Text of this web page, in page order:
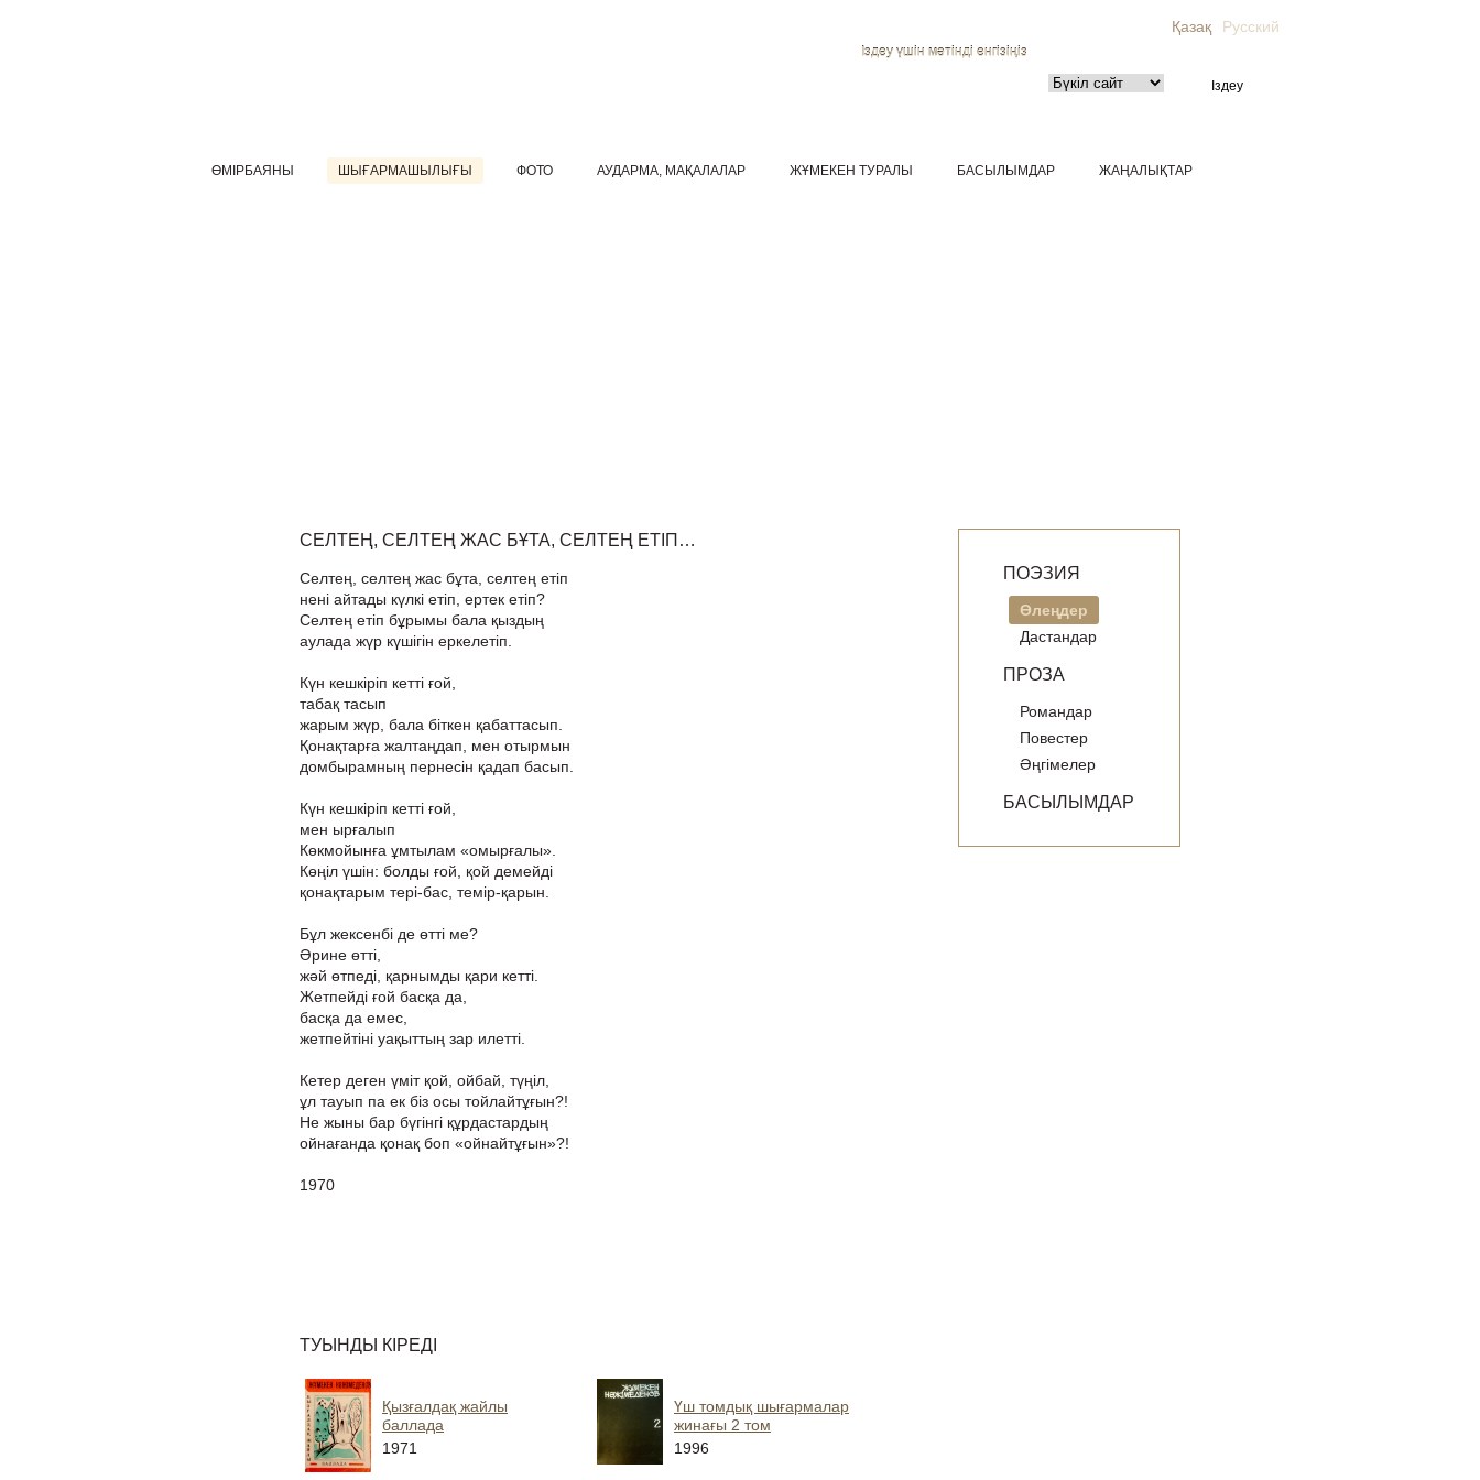
Қазақ Русский
Іздеу үшін мәтінді енгізіңіз
ӨМІРБАЯНЫ ШЫҒАРМАШЫЛЫҒЫ ФОТО АУДАРМА, МАҚАЛАЛАР ЖҰМЕКЕН ТУРАЛЫ БАСЫЛЫМДАР ЖАҢАЛЫҚТАР
ПОЭЗИЯ
Өлеңдер
Дастандар
ПРОЗА
Романдар
Повестер
Әңгімелер
БАСЫЛЫМДАР
СЕЛТЕҢ, СЕЛТЕҢ ЖАС БҰТА, СЕЛТЕҢ ЕТІП…
Селтең, селтең жас бұта, селтең етіп
нені айтады күлкі етіп, ертек етіп?
Селтең етіп бұрымы бала қыздың
аулада жүр күшігін еркелетіп.
Күн кешкіріп кетті ғой,
табақ тасып
жарым жүр, бала біткен қабаттасып.
Қонақтарға жалтаңдап, мен отырмын
домбырамның пернесін қадап басып.
Күн кешкіріп кетті ғой,
мен ырғалып
Көкмойынға ұмтылам «омырғалы».
Көңіл үшін: болды ғой, қой демейді
қонақтарым тері-бас, темір-қарын.
Бұл жексенбі де өтті ме?
Әрине өтті,
жәй өтпеді, қарнымды қари кетті.
Жетпейді ғой басқа да,
басқа да емес,
жетпейтіні уақыттың зар илетті.
Кетер деген үміт қой, ойбай, түңіл,
ұл тауып па ек біз осы тойлайтұғын?!
Не жыны бар бүгінгі құрдастардың
ойнағанда қонақ боп «ойнайтұғын»?!
1970
ТУЫНДЫ КІРЕДІ
Қызғалдақ жайлы
баллада
1971
Үш томдық шығармалар
жинағы 2 том
1996